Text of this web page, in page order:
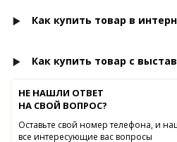
Как купить товар в
Как купить товар с
НЕ НАШЛИ ОТВЕТ
НА СВОЙ ВОПРОС?
Оставьте свой номер телефона, и
все интересующие вас вопросы